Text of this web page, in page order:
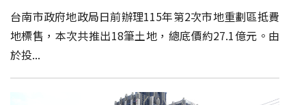
台南市政府地政局日前辦理115年第2次市地重劃區抵費
地標售，本次共推出18筆土地，總底價約27.1億元。由
於投...